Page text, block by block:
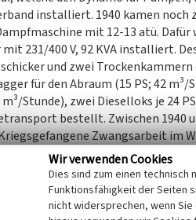
installiert. 1940 kamen noch
mit 12-13 atü.
231/400 V, 92 KVA installiert.
und zwei
für den Abraum (15 PS; 42
Stunde), zwei Dieselloks je 24
bestellt. Zwischen 1940
Zwangsarbeit im
wurde das Werk gezwungen
verhaftet. 1946
zwei Nasspressen errichtet
Feldbahn mit drei Dieselloks sorgte
Wir verwenden Cookies
Dies sind zum einen technisch
Funktionsfähigkeit der Seiten
nicht widersprechen, wenn